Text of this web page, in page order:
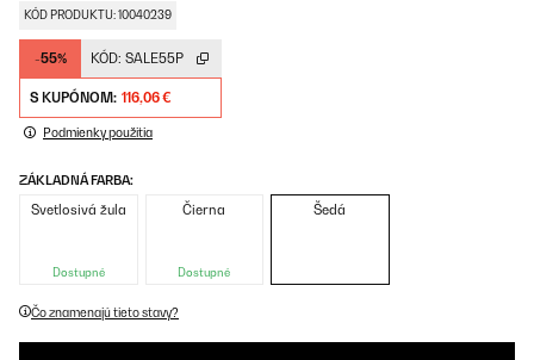
KÓD PRODUKTU: 10040239
-55% KÓD: SALE55P
S KUPÓNOM: 116,06 €
Podmienky použitia
ZÁKLADNÁ FARBA:
Svetlosivá žula
Dostupné
Čierna
Dostupné
Šedá
Čo znamenajú tieto stavy?